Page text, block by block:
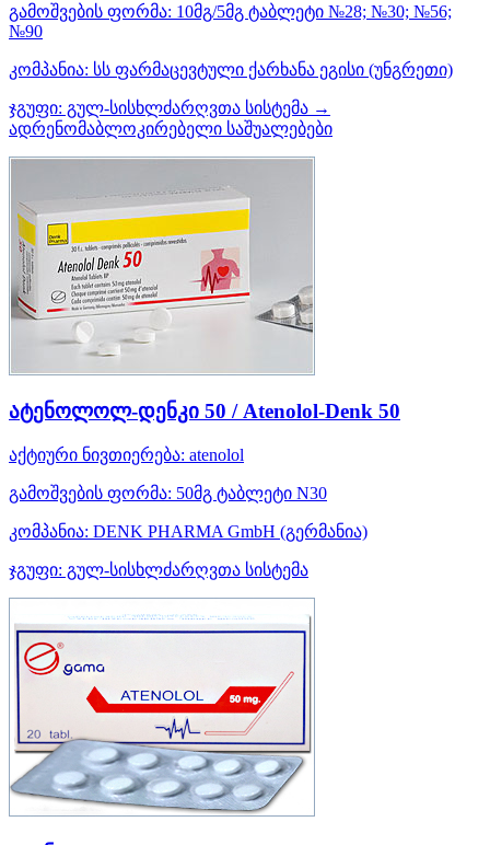
გამოშვების ფორმა: 10მგ/5მგ ტაბლეტი №28; №30; №56;
№90
კომპანია: სს ფარმაცევტული ქარხანა ეგისი (უნგრეთი)
ჯგუფი: გულ-სისხლძარღვთა სისტემა →
ადრენომაბლოკირებელი საშუალებები
ატენოლოლ-დენკი 50 / Atenolol-Denk 50
აქტიური ნივთიერება: atenolol
გამოშვების ფორმა: 50მგ ტაბლეტი N30
კომპანია: DENK PHARMA GmbH (გერმანია)
ჯგუფი: გულ-სისხლძარღვთა სისტემა